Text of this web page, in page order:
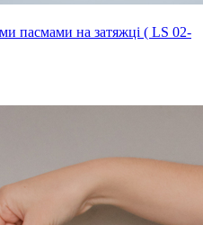
пасмами на затяжці ( LS 02-